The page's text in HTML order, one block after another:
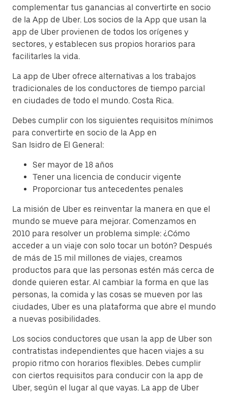
complementar tus ganancias al convertirte en socio
de la App de Uber. Los socios de la App que usan la
app de Uber provienen de todos los orígenes y
sectores, y establecen sus propios horarios para
facilitarles la vida.
La app de Uber ofrece alternativas a los trabajos
tradicionales de los conductores de tiempo parcial
en ciudades de todo el mundo. Costa Rica.
Debes cumplir con los siguientes requisitos mínimos
para convertirte en socio de la App en
San Isidro de El General:
Ser mayor de 18 años
Tener una licencia de conducir vigente
Proporcionar tus antecedentes penales
La misión de Uber es reinventar la manera en que el
mundo se mueve para mejorar. Comenzamos en
2010 para resolver un problema simple: ¿Cómo
acceder a un viaje con solo tocar un botón? Después
de más de 15 mil millones de viajes, creamos
productos para que las personas estén más cerca de
donde quieren estar. Al cambiar la forma en que las
personas, la comida y las cosas se mueven por las
ciudades, Uber es una plataforma que abre el mundo
a nuevas posibilidades.
Los socios conductores que usan la app de Uber son
contratistas independientes que hacen viajes a su
propio ritmo con horarios flexibles. Debes cumplir
con ciertos requisitos para conducir con la app de
Uber, según el lugar al que vayas. La app de Uber